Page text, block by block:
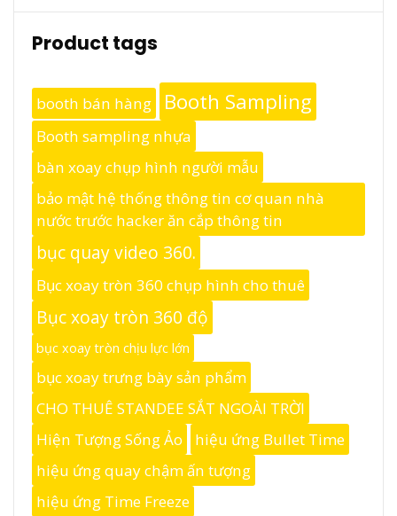
Product tags
booth bán hàng Booth Sampling
Booth sampling nhựa
bàn xoay chụp hình người mẫu
bảo mật hệ thống thông tin cơ quan nhà
nước trước hacker ăn cắp thông tin
bục quay video 360.
Bục xoay tròn 360 chụp hình cho thuê
Bục xoay tròn 360 độ
bục xoay tròn chịu lực lớn
bục xoay trưng bày sản phẩm
CHO THUÊ STANDEE SẮT NGOÀI TRỜI
Hiện Tượng Sống Ảo
hiệu ứng Bullet Time
hiệu ứng quay chậm ấn tượng
hiệu ứng Time Freeze